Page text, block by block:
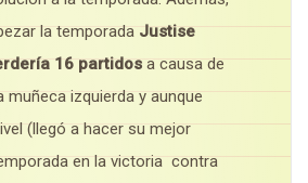
la temporada Justise
16 partidos a causa de
muñeca izquierda y aunque
(llegó a hacer su mejor
en la victoria contra